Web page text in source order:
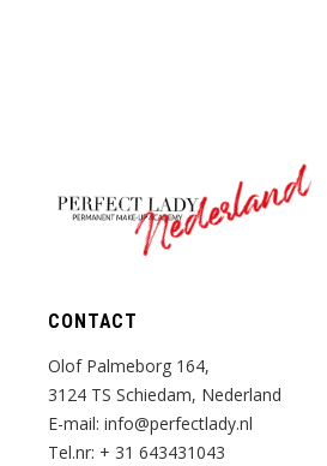
Nederland
CONTACT
Olof Palmeborg 164,
3124 TS Schiedam, Nederland
E-mail:info@perfectlady.nl
Tel.nr: + 31 643431043